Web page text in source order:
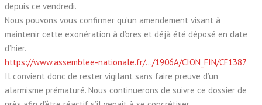
depuis ce vendredi.
Nous pouvons vous confirmer qu’un amendement visant à
maintenir cette exonération à d’ores et déjà été déposé en date
d’hier.
https://www.assemblee-nationale.fr/…/1906A/CION_FIN/CF1387
Il convient donc de rester vigilant sans faire preuve d’un
alarmisme prématuré. Nous continuerons de suivre ce dossier de